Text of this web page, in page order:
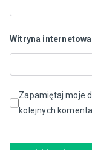
Witryna internetowa
Zapamiętaj moje
kolejnych